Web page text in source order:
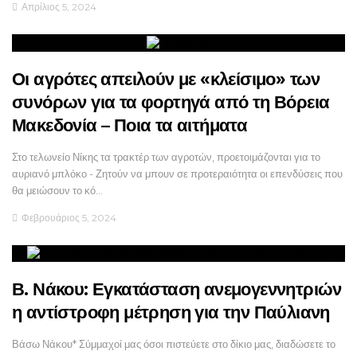
Απρίλιος 5, 2024
Οι αγρότες απειλούν με «κλείσιμο» των
συνόρων για τα φορτηγά από τη Βόρεια
Μακεδονία – Ποια τα αιτήματα
Στο τελωνείο Νίκης τα τρακτέρ των αγροτών, προετοιμάζονται για το
αυριανό μπλόκο - Ζητούν να μπουν σε προτεραιότητα οι επενδύσεις που
θα μειώσουν το κό…
Φεβρουάριος 5, 2024
Β. Νάκου: Εγκατάσταση ανεμογεννητριών
η αντίστροφη μέτρηση για την Παύλιανη
Βάσω Νάκου* Σύμμαχοί μας όσοι πιστεύετε στο δίκιο μας, διαδώσετε το